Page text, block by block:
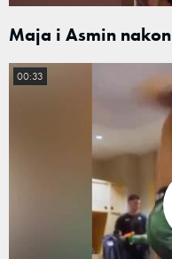
Maja i Asmin
00:33